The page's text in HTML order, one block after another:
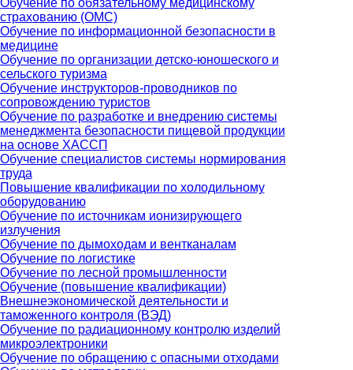
страхованию (ОМС)
Обучение по информационной безопасности в
медицине
Обучение по организации детско-юношеского и
сельского туризма
Обучение инструкторов-проводников по
сопровождению туристов
Обучение по разработке и внедрению системы
менеджмента безопасности пищевой продукции
на основе ХАССП
Обучение специалистов системы нормирования
труда
Повышение квалификации по холодильному
оборудованию
Обучение по источникам ионизирующего
излучения
Обучение по дымоходам и вентканалам
Обучение по логистике
Обучение по лесной промышленности
Обучение (повышение квалификации)
Внешнеэкономической деятельности и
таможенного контроля (ВЭД)
Обучение по радиационному контролю изделий
микроэлектроники
Обучение по обращению с опасными отходами